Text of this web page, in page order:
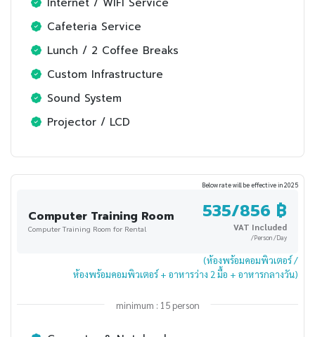
Cafeteria Service
Lunch / 2 Coffee Breaks
Custom Infrastructure
Sound System
Projector / LCD
Below rate will be effective in 2025
Computer Training Room
Computer Training Room for Rental
535/856 ฿
VAT Included
/Person /Day
(ห้องพร้อมคอมพิวเตอร์ /
ห้องพร้อมคอมพิวเตอร์ + อาหารว่าง 2 มื้อ + อาหารกลางวัน)
minimum : 15 person